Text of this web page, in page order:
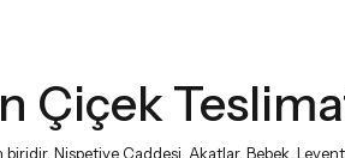
Çiçek
Nispetiye Caddesi, Akatlar, Bebek,